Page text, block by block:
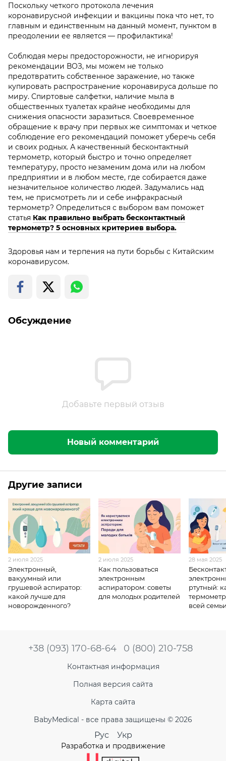
Поскольку четкого протокола лечения
коронавирусной инфекции и вакцины пока что нет, то
главным и единственным на данный момент, пунктом в
преодолении ее является — профилактика!
Соблюдая меры предосторожности, не игнорируя
рекомендации ВОЗ, мы можем не только
предотвратить собственное заражение, но также
купировать распространение коронавируса дольше по
миру. Спиртовые салфетки, наличие мыла в
общественных туалетах крайне необходимы для
снижения опасности заразиться. Своевременное
обращение к врачу при первых же симптомах и четкое
соблюдение его рекомендаций поможет уберечь себя
и своих родных. А качественный бесконтактный
термометр, который быстро и точно определяет
температуру, просто незаменим дома или на любом
предприятии и в любом месте, где собирается даже
незначительное количество людей. Задумались над
тем, не присмотреть ли и себе инфракрасный
термометр? Определиться с выбором вам поможет
статья Как правильно выбрать бесконтактный
термометр? 5 основных критериев выбора.
Здоровья нам и терпения на пути борьбы с Китайским
коронавирусом.
Обсуждение
Добавьте первый отзыв
Новый комментарий
Другие записи
2 июля 2025
Электронный,
вакуумный или
грушевой аспиратор:
какой лучше для
новорожденного?
2 июля 2025
Как пользоваться
электронным
аспиратором: советы
для молодых родителей
28 мая 2025
ртутный:
всей
+38 (093) 170-68-64 0 (800) 210-758
Контактная информация
Полная версия сайта
Карта сайта
BabyMedical - все права защищены © 2026
Рус Укр
Разработка и продвижение